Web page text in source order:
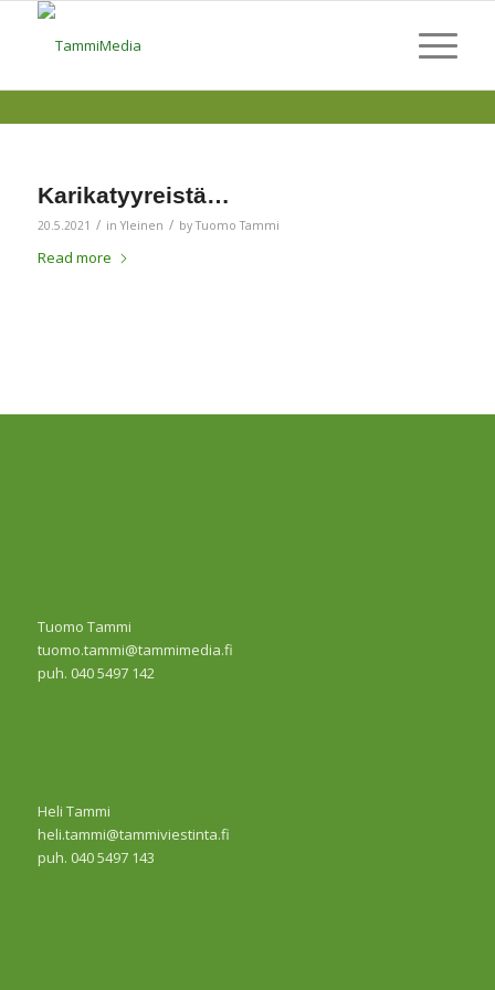
Karikatyyreistä…
20.5.2021 / in Yleinen / byTuomo Tammi
Read more
Tuomo Tammi
tuomo.tammi@tammimedia.fi
puh. 040 5497 142
Heli Tammi
heli.tammi@tammiviestinta.fi
puh. 040 5497 143